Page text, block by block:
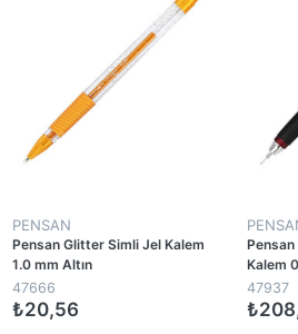
PENSAN
Pensan Glitter Simli Jel Kalem
1.0 mm Altın
47666
₺20,56
Kalem
47937